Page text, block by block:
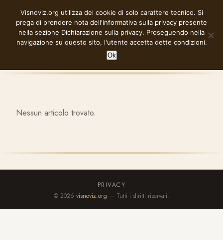
contenuto
VISNOVIZ.ORG
Nessun articolo trovato.
PRIVACY
© 2026 visnoviz.org — Tutti i diritti riservati.
Visnoviz.org utilizza dei cookie di solo carattere tecnico. Si
prega di prendere nota dell'informativa sulla privacy presente
nella sezione Dichiarazione sulla privacy. Proseguendo nella
navigazione su questo sito, l'utente accetta dette condizioni.
Ok